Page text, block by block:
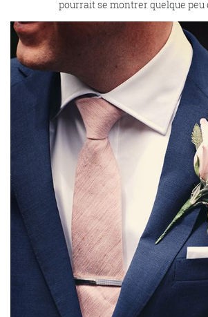
pourrait se montrer quelque peu